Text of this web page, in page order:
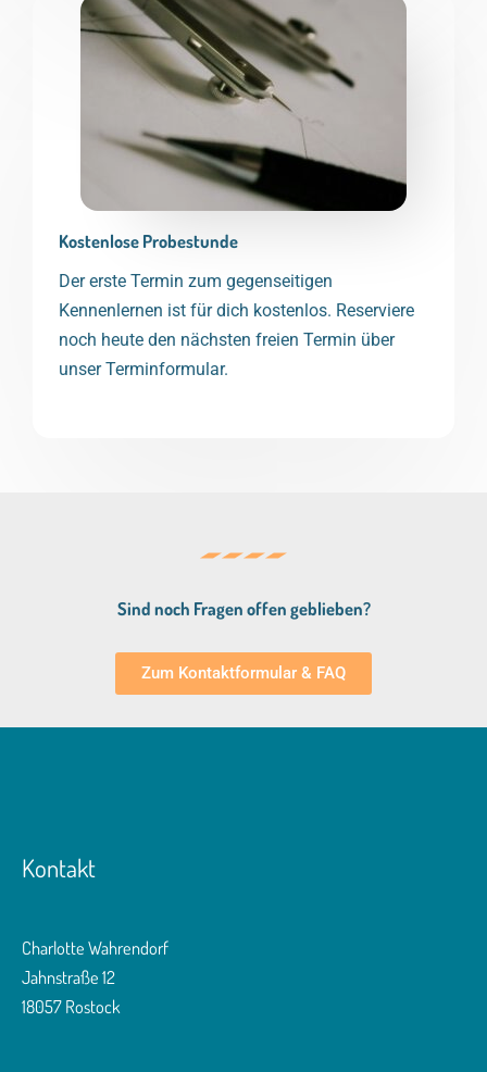
Kostenlose Probestunde
Der erste Termin zum gegenseitigen
Kennenlernen ist für dich kostenlos. Reserviere
noch heute den nächsten freien Termin über
unser Terminformular.
Sind noch Fragen offen geblieben?
Zum Kontaktformular & FAQ
Kontakt
Charlotte Wahrendorf
Jahnstraße 12
18057 Rostock